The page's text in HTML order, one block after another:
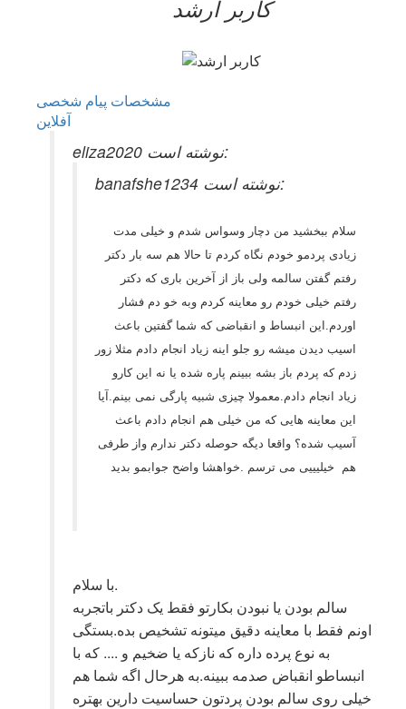
کاربر ارشد
مشخصات پیام شخصی
آفلاين
eliza2020 نوشته است:
banafshe1234 نوشته است:
سلام ببخشید من دچار وسواس شدم و خیلی مدت
زیادی پردمو خودم نگاه کردم تا حالا هم سه بار دکتر
رفتم گفتن سالمه ولی باز از آخرین باری که دکتر
رفتم خیلی خودم رو معاینه کردم وبه خو دم فشار
اوردم.این انبساط و انقباضی که شما گفتین باعث
اسیب دیدن میشه رو جلو اینه زیاد انجام دادم مثلا زور
زدم که پردم باز بشه ببینم پاره شده یا نه این کارو
زیاد انجام دادم.معمولا چیزی شبیه پارگی نمی بینم.آیا
این معاینه هایی که من خیلی هم انجام دادم باعث
آسیب شده؟ واقعا دیگه حوصله دکتر ندارم واز طرفی
هم خیلیییی می ترسم .خواهشا واضح جوابمو بدید
با سلام.
سالم بودن یا نبودن بکارتو فقط یک دکتر باتجربه
اونم فقط با معاینه دقیق میتونه تشخیص بده.بستگی
به نوع پرده داره که نازکه یا ضخیم و .... که با
انبساطو انقباض صدمه ببینه.به هرحال اگه شما هم
خیلی روی سالم بودن پردتون حساسیت دارین بهتره